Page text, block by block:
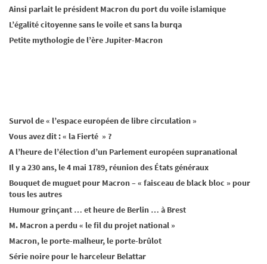
Ainsi parlait le président Macron du port du voile islamique
L’égalité citoyenne sans le voile et sans la burqa
Petite mythologie de l’ère Jupiter-Macron
Survol de « l’espace européen de libre circulation »
Vous avez dit : « la Fierté » ?
A l’heure de l’élection d’un Parlement européen supranational
Il y a 230 ans, le 4 mai 1789, réunion des États généraux
Bouquet de muguet pour Macron – « faisceau de black bloc » pour
tous les autres
Humour grinçant … et heure de Berlin … à Brest
M. Macron a perdu « le fil du projet national »
Macron, le porte-malheur, le porte-brûlot
Série noire pour le harceleur Belattar